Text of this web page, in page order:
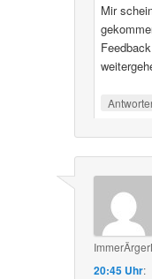
Mir
20:45 Uhr: